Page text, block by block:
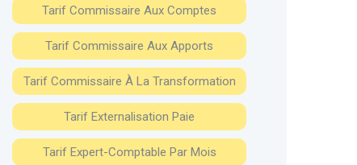
Tarif Commissaire Aux Comptes
Tarif Commissaire Aux Apports
Tarif Commissaire À La Transformation
Tarif Externalisation Paie
Tarif Expert-Comptable Par Mois